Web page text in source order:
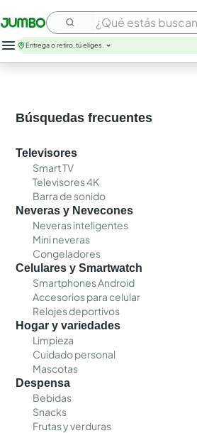
¿Qué estás buscando?
Entrega o retiro, tú eliges.
Búsquedas frecuentes
Televisores
Smart TV
Televisores 4K
Barra de sonido
Neveras y Nevecones
Neveras inteligentes
Mini neveras
Congeladores
Celulares y Smartwatch
Smartphones Android
Accesorios para celular
Relojes deportivos
Hogar y variedades
Limpieza
Cuidado personal
Mascotas
Despensa
Bebidas
Snacks
Frutas y verduras